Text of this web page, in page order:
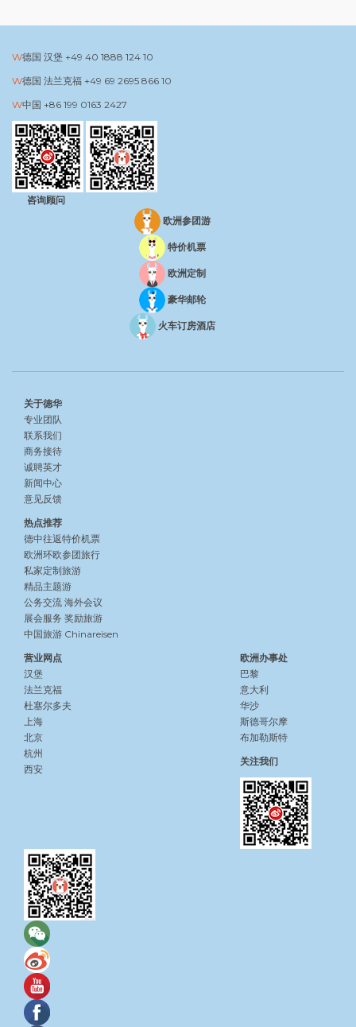
德国 汉堡 +49 40 1888 124 10
德国 法兰克福 +49 69 2695 866 10
中国 +86 199 0163 2427
咨询顾问
欧洲参团游
特价机票
欧洲定制
豪华邮轮
火车订房酒店
关于德华
专业团队
联系我们
商务接待
诚聘英才
新闻中心
意见反馈
热点推荐
德中往返特价机票
欧洲环欧参团旅行
私家定制旅游
精品主题游
公务交流 海外会议
展会服务 奖励旅游
中国旅游 Chinareisen
营业网点
汉堡
法兰克福
杜塞尔多夫
上海
北京
杭州
西安
欧洲办事处
巴黎
意大利
华沙
斯德哥尔摩
布加勒斯特
关注我们